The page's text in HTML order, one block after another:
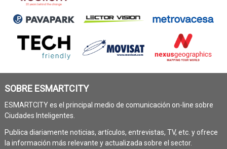
SOBRE ESMARTCITY
ESMARTCITY es el principal medio de comunicación on-line sobre
Ciudades Inteligentes.
Publica diariamente noticias, artículos, entrevistas, TV, etc. y ofrece
la información más relevante y actualizada sobre el sector.